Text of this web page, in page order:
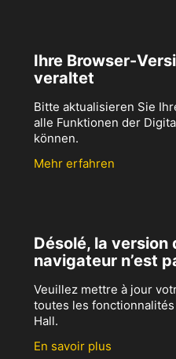
Ihre Browser-
veraltet
Bitte aktualisieren Sie
alle Funktionen der
können.
Mehr erfahren
Désolé, la version
navigateur n’est
Veuillez mettre à jour
toutes les
Hall.
En savoir plus